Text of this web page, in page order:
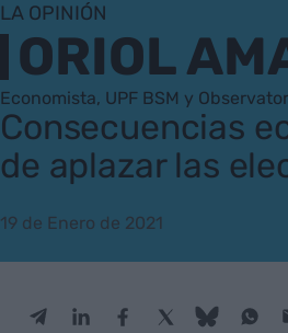
LA OPINIÓN
ORIOL
Economista, UPF BSM y
Consecuencias
de aplazar las
19 de Enero de 2021